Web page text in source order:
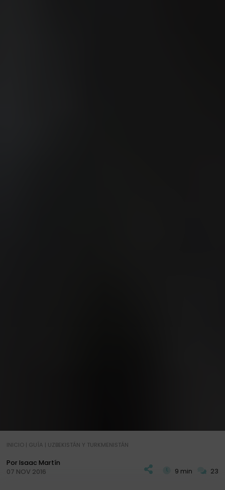
INICIO| GUÍA | UZBEKISTÁN Y TURKMENISTÁN
Por Isaac Martín
07 NOV 2016
9 min 23